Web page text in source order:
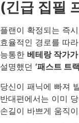
(긴급 집필
플랜이 확정되는 즉
효율적인 경로를 따
능통한 베테랑 작가
설명했던 ‘패스트 트
당신이 패닉에 빠져
반대편에서는 이미
손길이 바쁘게 움직